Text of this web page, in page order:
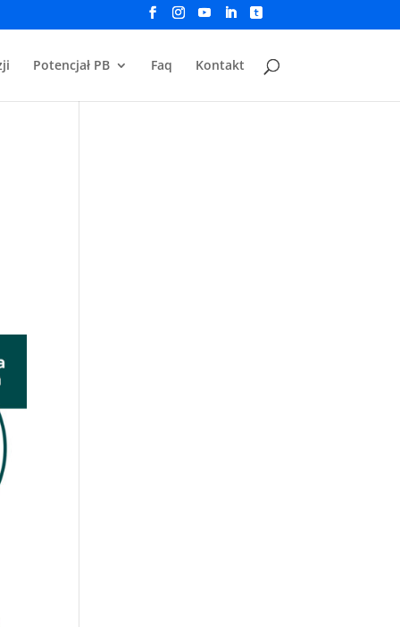
Potencjał PB Faq Kontakt